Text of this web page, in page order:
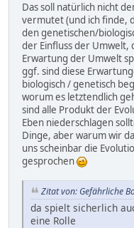
Das soll natürlich nicht
vermutet (und ich finde,
den genetischen/
der Einfluss der Umwelt,
Erwartung der Umwelt
ggf. sind diese
biologisch / genetisch
worum es letztendlich
sind alle Produkt der
Eben niederschlagen
Dinge, aber warum wir
uns scheinbar die
gesprochen
Zitat von: Gefährliche
da spielt sicherlich
eine Rolle